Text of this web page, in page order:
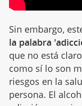
Sin embargo,
la palabra
que no está
como sí lo son
riesgos en la
persona. El